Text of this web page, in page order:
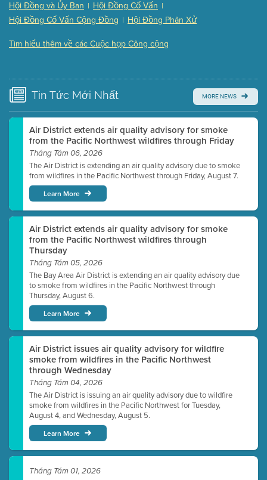
Presentation (Part 3 of 3) (168 Kb PDF , 3 pgs )
Meeting Details
Submit a comment
time.
Watch for real-time closed captioning with agenda
Learn more
Hội Đồng và Ủy Ban | Hội Đồng Cố Vấn |
Hội Đồng Cố Vấn Cộng Đồng | Hội Đồng Phân Xử
Tìm hiểu thêm về các Cuộc họp Công cộng
Tin Tức Mới Nhất MORE NEWS
Air District extends air quality advisory for smoke
from the Pacific Northwest wildfires through Friday
Tháng Tám 06, 2026
The Air District is extending an air quality advisory due to smoke
from wildfires in the Pacific Northwest through Friday, August 7.
Learn More
Air District extends air quality advisory for smoke
from the Pacific Northwest wildfires through
Thursday
Tháng Tám 05, 2026
The Bay Area Air District is extending an air quality advisory due
to smoke from wildfires in the Pacific Northwest through
Thursday, August 6.
Learn More
Air District issues air quality advisory for wildfire
smoke from wildfires in the Pacific Northwest
through Wednesday
Tháng Tám 04, 2026
The Air District is issuing an air quality advisory due to wildfire
smoke from wildfires in the Pacific Northwest for Tuesday,
August 4, and Wednesday, August 5.
Learn More
Tháng Tám 01, 2026